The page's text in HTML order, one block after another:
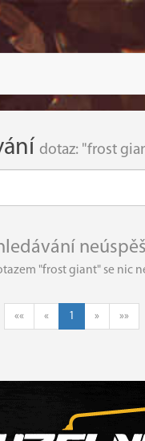
dotaz: "frost
"frost giant" se nic
«« « 1 » »»